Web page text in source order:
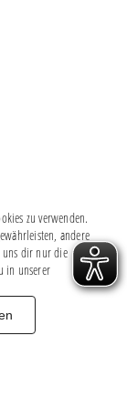
zu verwenden.
andere
uns dir nur die
in unserer